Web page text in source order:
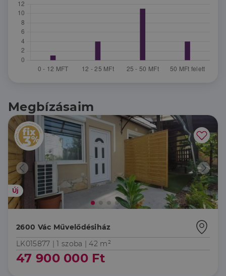
Megbízásaim
Új
2600 Vác Művelődésiház
LK015877 |1 szoba | 42 m²
47 900 000 Ft